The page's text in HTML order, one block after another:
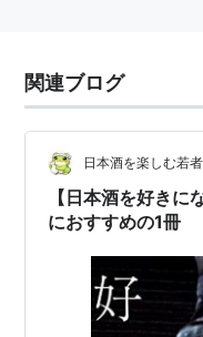
関連ブログ
日本酒を楽しむ若
【日本酒を好き
におすすめの1冊